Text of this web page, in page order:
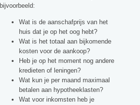
bijvoorbeeld:
Wat is de aanschafprijs van het
huis dat je op het oog hebt?
Wat is het totaal aan bijkomende
kosten voor de aankoop?
Heb je op het moment nog andere
kredieten of leningen?
Wat kun je per maand maximaal
betalen aan hypotheeklasten?
Wat voor inkomsten heb je